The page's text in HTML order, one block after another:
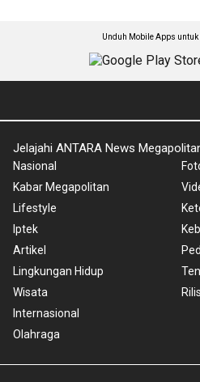
Unduh Mobile Apps untuk
Jelajahi ANTARA News
Nasional
Kabar Megapolitan
Lifestyle
Iptek
Artikel
Lingkungan Hidup
Wisata
Internasional
Olahraga